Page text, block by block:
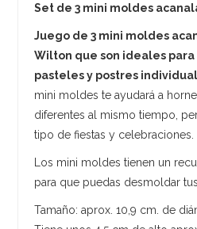
Set de 3 mini moldes
Juego de 3 mini moldes
Wilton que son ideales
pasteles y postres
mini moldes te ayudará a
diferentes al mismo tiempo,
tipo de fiestas y celebraciones.
Los mini moldes tienen un
para que puedas desmoldar
Tamaño: aprox. 10,9 cm. de